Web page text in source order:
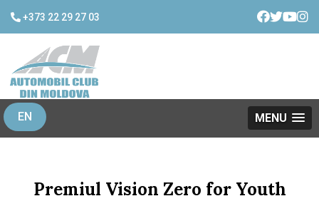
+373 22 29 27 03
EN MENU
Premiul Vision Zero for Youth